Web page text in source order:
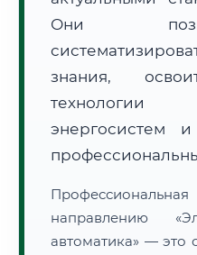
📜 Документы и аккредитация
🔍Нажмите на документ
Они
знания,
технологии
энергосистем
направлению
автоматика» — это